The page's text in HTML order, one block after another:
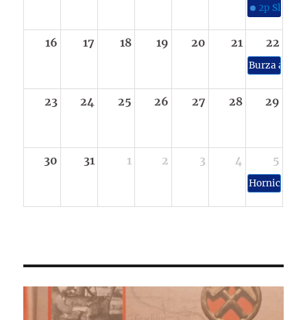
2p
16 17 18 19 20 21 22
Burza a
23 24 25 26 27 28 29
30 31 1 2 3 4 5
Hornické